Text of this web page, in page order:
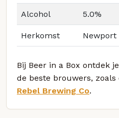
Alcohol 5.0%
Herkomst Newport
Bij Beer in a Box ontdek
de beste brouwers, zoals
Rebel Brewing Co.